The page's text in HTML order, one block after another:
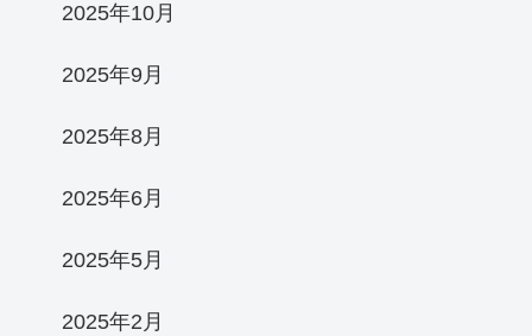
2025年10月
2025年9月
2025年8月
2025年6月
2025年5月
2025年2月